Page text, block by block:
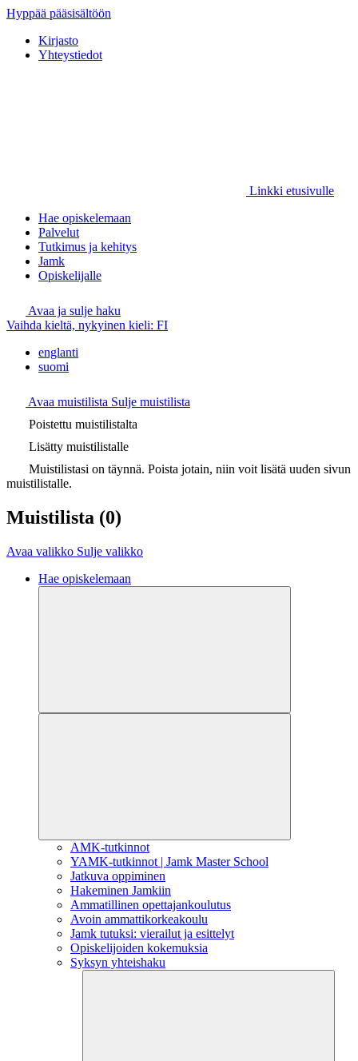
Hyppää pääsisältöön
Kirjasto
Yhteystiedot
Linkki etusivulle
Hae opiskelemaan
Palvelut
Tutkimus ja kehitys
Jamk
Opiskelijalle
Avaa ja sulje haku
Vaihda kieltä, nykyinen kieli: FI
englanti
suomi
Avaa muistilista Sulje muistilista
Poistettu muistilistalta
Lisätty muistilistalle
Muistilistasi on täynnä. Poista jotain, niin voit lisätä uuden sivun
muistilistalle.
Muistilista (0)
Avaa valikko Sulje valikko
Hae opiskelemaan
AMK-tutkinnot
YAMK-tutkinnot | Jamk Master School
Jatkuva oppiminen
Hakeminen Jamkiin
Ammatillinen opettajankoulutus
Avoin ammattikorkeakoulu
Jamk tutuksi: vierailut ja esittelyt
Opiskelijoiden kokemuksia
Syksyn yhteishaku